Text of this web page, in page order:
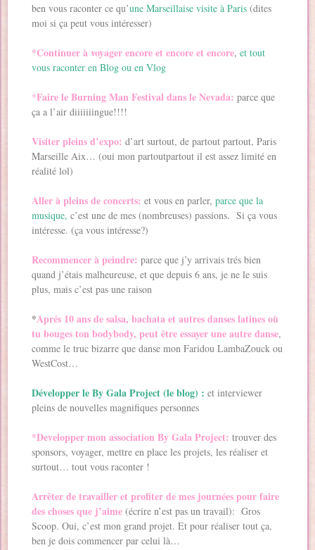
ben vous raconter ce qu’une Marseillaise visite à Paris (dites
moi si ça peut vous intéresser)
*Continuer à voyager encore et encore et encore,et tout
vous raconter en Blog ou en Vlog
*Faire le Burning Man Festival dans le Nevada: parce que
ça a l’air diiiiiiingue!!!!
Visiter pleins d’expo: d’art surtout, de partout partout, Paris
Marseille Aix… (oui mon partoutpartout il est assez limité en
réalité lol)
Aller à pleins de concerts: et vous en parler, parce que la
musique, c’est une de mes (nombreuses) passions. Si ça vous
intéresse. (ça vous intéresse?)
Recommencer à peindre: parce que j’y arrivais trés bien
quand j’étais malheureuse, et que depuis 6 ans, je ne le suis
plus, mais c’est pas une raison
*Aprés 10 ans de salsa, bachata et autres danses latines où
tu bouges ton bodybody, peut être essayer une autre danse,
comme le truc bizarre que danse mon Faridou LambaZouck ou
WestCost…
Développer le By Gala Project (le blog) : et interviewer
pleins de nouvelles magnifiques personnes
*Developper mon association By Gala Project: trouver des
sponsors, voyager, mettre en place les projets, les réaliser et
surtout… tout vous raconter !
Arrêter de travailler et profiter de mes journées pour faire
des choses que j’aime (écrire n’est pas un travail): Gros
Scoop. Oui, c’est mon grand projet. Et pour réaliser tout ça,
ben je dois commencer par celui là…